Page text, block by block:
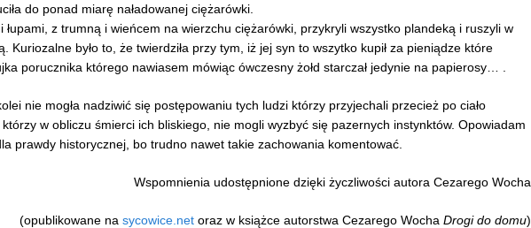
do ponad miarę naładowanej ciężarówki.
łupami, z trumną i wieńcem na wierzchu ciężarówki, przykryli wszystko plandeką i ruszyli w
Kuriozalne było to, że twierdziła przy tym, iż jej syn to wszytko kupił za pieniądze które
porucznika którego nawiasem mówiąc ówczesny żołd starczał jedynie na papierosy… .
nie mogła nadziwić się postępowaniu tych ludzi którzy przyjechali przecież po ciało
w obliczu śmierci ich bliskiego, nie mogli wyzbyć się pazernych instynktów. Opowiadam
prawdy historycznej, bo trudno nawet takie zachowania komentować.
Wspomnienia udostępnione dzięki życzliwości autora Cezarego Wocha
(opublikowane na sycowice.net oraz w książce autorstwa Cezarego Wocha Drogi do domu)